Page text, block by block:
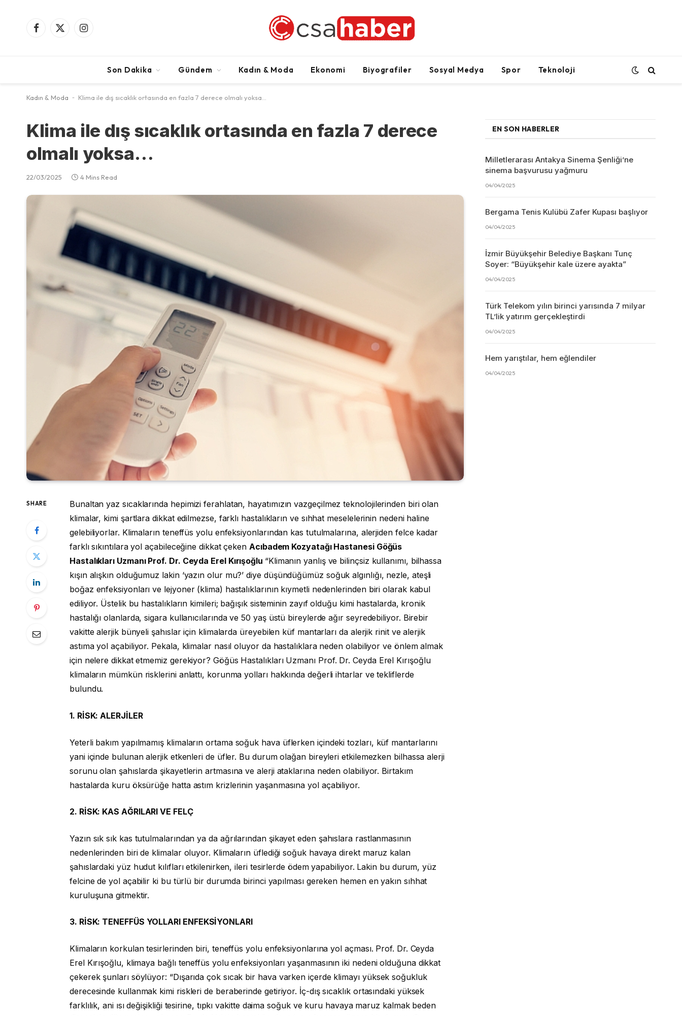
Facebook
X
Instagram
Son Dakika Gündem Kadın & Moda Ekonomi Biyografiler Sosyal Medya Spor Teknoloji
Kadın & Moda - Klima ile dış sıcaklık ortasında en fazla 7 derece olmalı yoksa…
Klima ile dış sıcaklık ortasında en fazla 7 derece
olmalı yoksa…
22/03/2025 4 Mins Read
SHARE
Bunaltan yaz sıcaklarında hepimizi ferahlatan, hayatımızın vazgeçilmez teknolojilerinden biri olan
klimalar, kimi şartlara dikkat edilmezse, farklı hastalıkların ve sıhhat meselelerinin nedeni haline
gelebiliyorlar. Klimaların teneffüs yolu enfeksiyonlarından kas tutulmalarına, alerjiden felce kadar
farklı sıkıntılara yol açabileceğine dikkat çeken Acıbadem Kozyatağı Hastanesi Göğüs
Hastalıkları Uzmanı Prof. Dr. Ceyda Erel Kırışoğlu “Klimanın yanlış ve bilinçsiz kullanımı, bilhassa
kışın alışkın olduğumuz lakin ‘yazın olur mu?’ diye düşündüğümüz soğuk algınlığı, nezle, ateşli
boğaz enfeksiyonları ve lejyoner (klima) hastalıklarının kıymetli nedenlerinden biri olarak kabul
ediliyor. Üstelik bu hastalıkların kimileri; bağışık sisteminin zayıf olduğu kimi hastalarda, kronik
hastalığı olanlarda, sigara kullanıcılarında ve 50 yaş üstü bireylerde ağır seyredebiliyor. Birebir
vakitte alerjik bünyeli şahıslar için klimalarda üreyebilen küf mantarları da alerjik rinit ve alerjik
astıma yol açabiliyor. Pekala, klimalar nasıl oluyor da hastalıklara neden olabiliyor ve önlem almak
için nelere dikkat etmemiz gerekiyor? Göğüs Hastalıkları Uzmanı Prof. Dr. Ceyda Erel Kırışoğlu
klimaların mümkün risklerini anlattı, korunma yolları hakkında değerli ihtarlar ve tekliflerde
bulundu.
1. RİSK: ALERJİLER
Yeterli bakım yapılmamış klimaların ortama soğuk hava üflerken içindeki tozları, küf mantarlarını
yani içinde bulunan alerjik etkenleri de üfler. Bu durum olağan bireyleri etkilemezken bilhassa alerji
sorunu olan şahıslarda şikayetlerin artmasına ve alerji ataklarına neden olabiliyor. Birtakım
hastalarda kuru öksürüğe hatta astım krizlerinin yaşanmasına yol açabiliyor.
2. RİSK: KAS AĞRILARI VE FELÇ
Yazın sık sık kas tutulmalarından ya da ağrılarından şikayet eden şahıslara rastlanmasının
nedenlerinden biri de klimalar oluyor. Klimaların üflediği soğuk havaya direkt maruz kalan
şahıslardaki yüz hudut kılıfları etkilenirken, ileri tesirlerde ödem yapabiliyor. Lakin bu durum, yüz
felcine de yol açabilir ki bu türlü bir durumda birinci yapılması gereken hemen en yakın sıhhat
kuruluşuna gitmektir.
3. RİSK: TENEFFÜS YOLLARI ENFEKSİYONLARI
Klimaların korkulan tesirlerinden biri, teneffüs yolu enfeksiyonlarına yol açması. Prof. Dr. Ceyda
Erel Kırışoğlu, klimaya bağlı teneffüs yolu enfeksiyonları yaşanmasının iki nedeni olduğuna dikkat
çekerek şunları söylüyor: “Dışarıda çok sıcak bir hava varken içerde klimayı yüksek soğukluk
derecesinde kullanmak kimi riskleri de beraberinde getiriyor. İç-dış sıcaklık ortasındaki yüksek
farklılık, ani ısı değişikliği tesirine, tıpkı vakitte daima soğuk ve kuru havaya maruz kalmak beden
EN SON HABERLER
Milletlerarası Antakya Sinema Şenliği’ne
sinema başvurusu yağmuru
04/04/2025
Bergama Tenis Kulübü Zafer Kupası başlıyor
04/04/2025
İzmir Büyükşehir Belediye Başkanı Tunç
Soyer: “Büyükşehir kale üzere ayakta”
04/04/2025
Türk Telekom yılın birinci yarısında 7 milyar
TL’lik yatırım gerçekleştirdi
04/04/2025
Hem yarıştılar, hem eğlendiler
04/04/2025